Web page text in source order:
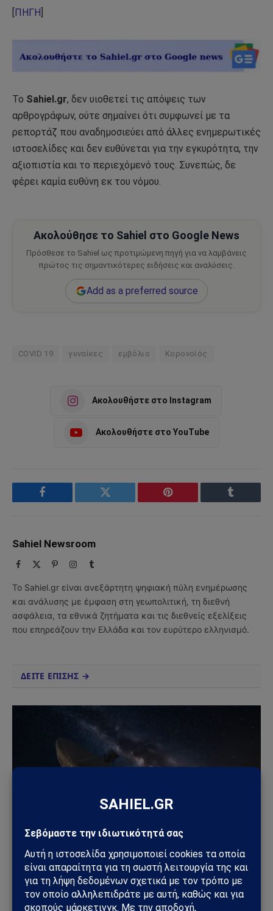
ΠΗΓΗ
Το Sahiel.gr, δεν υιοθετεί τις απόψεις των
αρθρογράφων, ούτε σημαίνει ότι συμφωνεί με τα
ρεπορτάζ που αναδημοσιεύει από άλλες ενημερωτικές
ιστοσελίδες και δεν ευθύνεται για την εγκυρότητα, την
αξιοπιστία και το περιεχόμενό τους. Συνεπώς, δε
φέρει καμία ευθύνη εκ του νόμου.
Ακολούθησε το Sahiel στο Google News
Πρόσθεσε το Sahiel ως προτιμώμενη πηγή για να λαμβάνεις
πρώτος τις σημαντικότερες ειδήσεις και αναλύσεις.
Add as a preferred source
COVID 19 γυναίκες εμβόλιο Κορονοϊός
Ακολουθήστε στο Instagram
Ακολουθήστε στο YouTube
Facebook Twitter Pinterest Tumblr
Sahiel Newsroom
Facebook PinterestInstagram
Tumblr
Το Sahiel.gr είναι ανεξάρτητη ψηφιακή πύλη ενημέρωσης
και ανάλυσης με έμφαση στη γεωπολιτική, τη διεθνή
ασφάλεια, τα εθνικά ζητήματα και τις διεθνείς εξελίξεις
που επηρεάζουν την Ελλάδα και τον ευρύτερο ελληνισμό.
ΔΕΙΤΕ ΕΠΙΣΗΣ →
ΕΠΙΣΤΉΜΗ
Νέο διεθνές πρωτόκολλο για εξωγήινη επαφή: Τι
θα κάνει η ανθρωπότητα αν λάβει μήνυμα από
άλλον πολιτισμό